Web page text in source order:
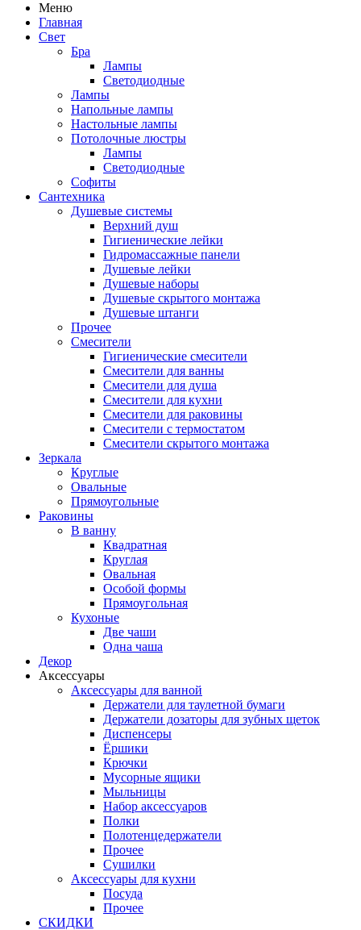
Меню
Главная
Свет
Бра
Лампы
Светодиодные
Лампы
Напольные лампы
Настольные лампы
Потолочные люстры
Лампы
Светодиодные
Софиты
Сантехника
Душевые системы
Верхний душ
Гигиенические лейки
Гидромассажные панели
Душевые лейки
Душевые наборы
Душевые скрытого монтажа
Душевые штанги
Прочее
Смесители
Гигиенические смесители
Смесители для ванны
Смесители для душа
Смесители для кухни
Смесители для раковины
Смесители с термостатом
Смесители скрытого монтажа
Зеркала
Круглые
Овальные
Прямоугольные
Раковины
В ванну
Квадратная
Круглая
Овальная
Особой формы
Прямоугольная
Кухоные
Две чаши
Одна чаша
Декор
Аксессуары
Аксессуары для ванной
Держатели для таулетной бумаги
Держатели дозаторы для зубных щеток
Диспенсеры
Ёршики
Крючки
Мусорные ящики
Мыльницы
Набор аксессуаров
Полки
Полотенцедержатели
Прочее
Сушилки
Аксессуары для кухни
Посуда
Прочее
СКИДКИ